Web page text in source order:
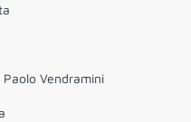
Vendramini